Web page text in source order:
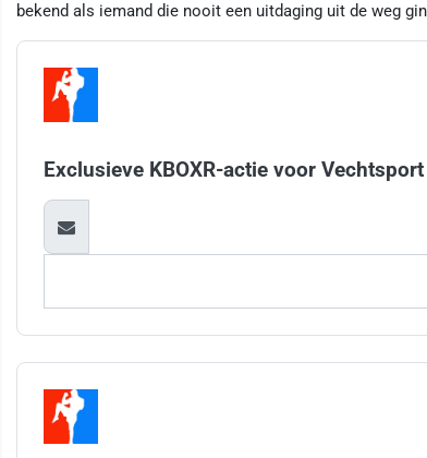
bekend als iemand die nooit een uitdaging uit de weg
Exclusieve KBOXR-actie voor